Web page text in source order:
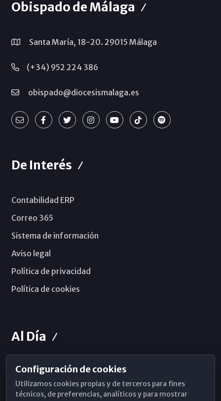
Obispado de Málaga
Santa María, 18-20. 29015 Málaga
(+34) 952 224 386
obispado@diocesismalaga.es
De Interés
Contabilidad ERP
Correo 365
Sistema de información
Aviso legal
Política de privacidad
Política de cookies
Al Día
Horarios de Misa
Hemeroteca
Configuración de cookies
Utilizamos cookies propias y de terceros para fines
técnicos, de preferencias, analíticos y para mostrar